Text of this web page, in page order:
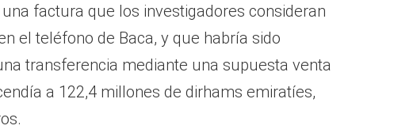
factura que los investigadores consideran
el teléfono de Baca, y que habría sido
transferencia mediante una supuesta venta
a 122,4 millones de dirhams emiratíes,